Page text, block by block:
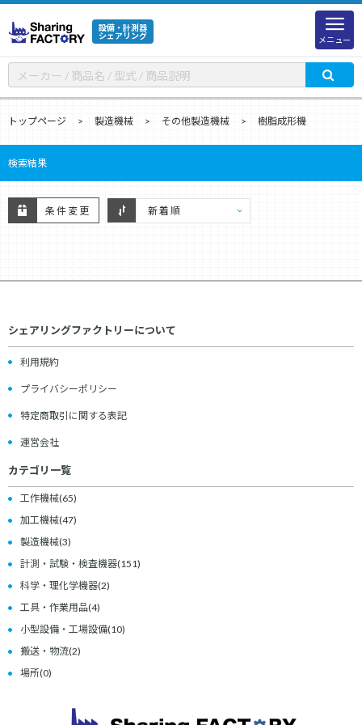
設備・計測器
シェアリング
メニュー
トップページ 製造機械 その他製造機械 樹脂成形機
検索結果
条件変更
シェアリングファクトリーについて
利用規約
プライバシーポリシー
特定商取引に関する表記
運営会社
カテゴリ一覧
工作機械(65)
加工機械(47)
製造機械(3)
計測・試験・検査機器(151)
科学・理化学機器(2)
工具・作業用品(4)
小型設備・工場設備(10)
搬送・物流(2)
場所(0)